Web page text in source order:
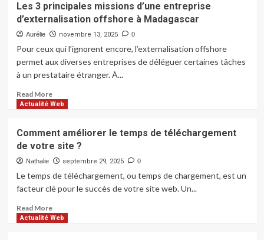
des
goodies
en
ligne
efficacement
en
5
Les 3 principales missions d’une entreprise
d’externalisation offshore à Madagascar
Aurélie novembre 13, 2025 0
Pour ceux qui l’ignorent encore, l’externalisation offshore
permet aux diverses entreprises de déléguer certaines tâches
à un prestataire étranger. À...
Read MoreRead
more
3
principales
missions
d’une
d’externalisation
à
Actualité Web
Comment améliorer le temps de téléchargement
de votre site ?
Nathalie septembre 29, 2025 0
Le temps de téléchargement, ou temps de chargement, est un
facteur clé pour le succès de votre site web. Un...
Read MoreRead
more
Actualité Web